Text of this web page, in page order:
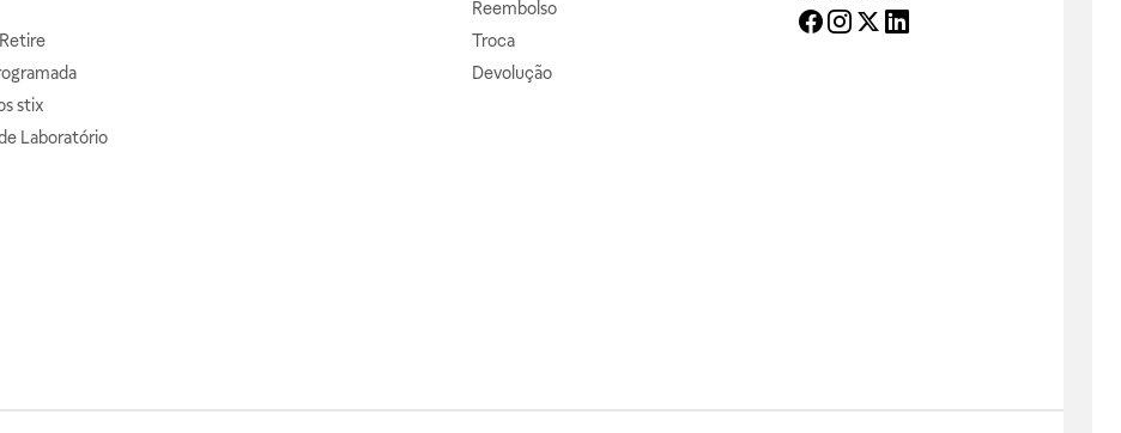
stix
Laboratório
Reembolso
Troca
Devolução